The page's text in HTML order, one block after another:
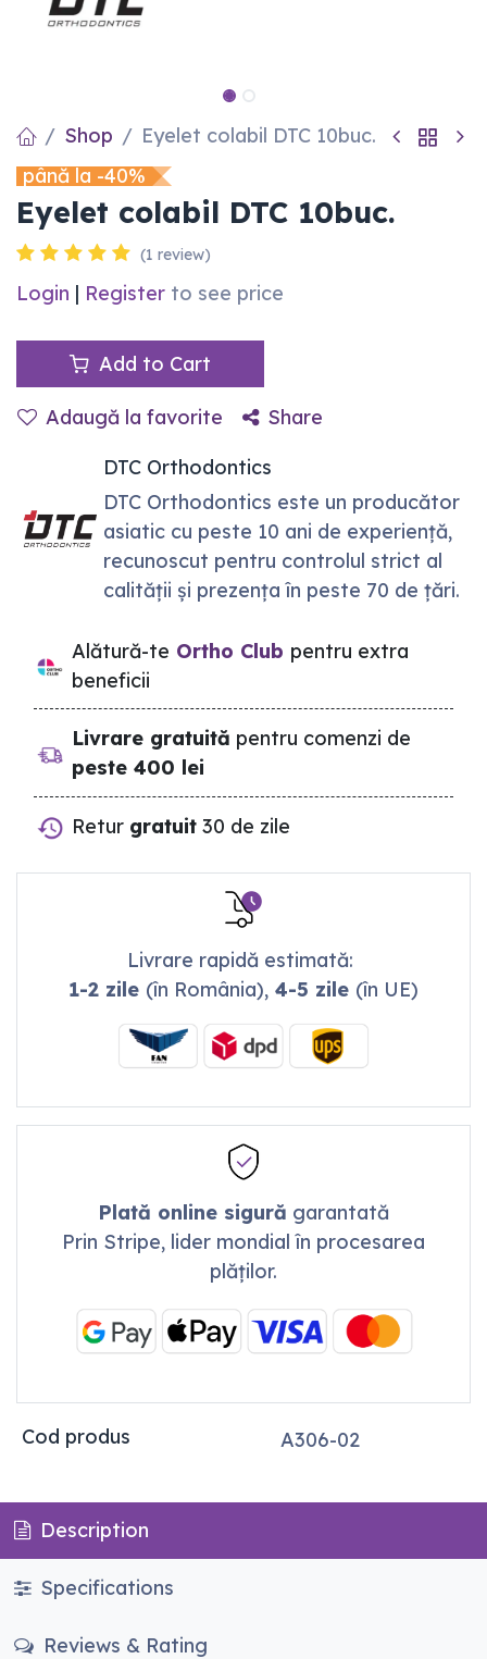
Shop
Eyelet colabil DTC 10buc.
până la -40%
Eyelet colabil DTC 10buc.
(1 review)
Login | Register to see price
Add to Cart
Adaugă la favorite
Share
DTC Orthodontics
DTC Orthodontics este un producător
asiatic cu peste 10 ani de experiență,
recunoscut pentru controlul strict al
calității și prezența în peste 70 de țări.
Alătură-te Ortho Club pentru extra
beneficii
Livrare gratuită pentru comenzi de
peste 400 lei
Retur gratuit 30 de zile
Livrare rapidă estimată:
1-2 zile (în România),4-5 zile (în UE)
Plată online sigură garantată
Prin Stripe, lider mondial în procesarea
plăților.
Cod produs A306-02
Description
Specifications
Reviews & Rating